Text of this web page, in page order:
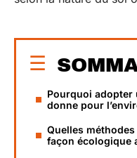
Pourquoi adopter
donne pour
Quelles
façon écologique